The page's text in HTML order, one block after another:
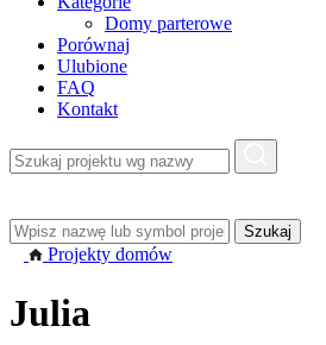
Domy parterowe
Porównaj
Ulubione
FAQ
Kontakt
Projekty domów
Julia